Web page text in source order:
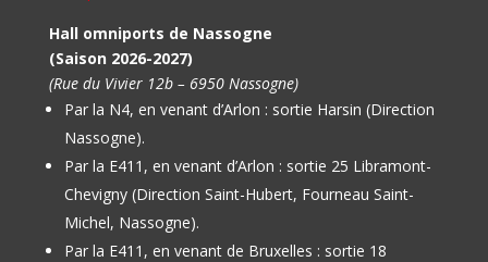
Hall omniports de Nassogne
(Saison 2026-2027)
(Rue du Vivier 12b – 6950 Nassogne)
Par la N4, en venant d’Arlon : sortie Harsin (Direction
Nassogne).
Par la E411, en venant d’Arlon : sortie 25 Libramont-
Chevigny (Direction Saint-Hubert, Fourneau Saint-
Michel, Nassogne).
Par la E411, en venant de Bruxelles : sortie 18